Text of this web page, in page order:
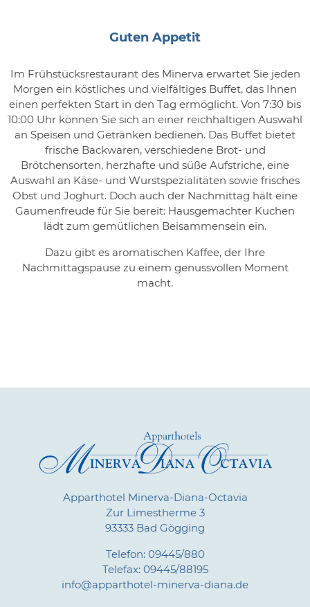
Guten Appetit
Im Frühstücksrestaurant des Minerva erwartet Sie jeden
Morgen ein köstliches und vielfältiges Buffet, das Ihnen
einen perfekten Start in den Tag ermöglicht. Von 7:30 bis
10:00 Uhr können Sie sich an einer reichhaltigen Auswahl
an Speisen und Getränken bedienen. Das Buffet bietet
frische Backwaren, verschiedene Brot- und
Brötchensorten, herzhafte und süße Aufstriche, eine
Auswahl an Käse- und Wurstspezialitäten sowie frisches
Obst und Joghurt. Doch auch der Nachmittag hält eine
Gaumenfreude für Sie bereit: Hausgemachter Kuchen
lädt zum gemütlichen Beisammensein ein.
Dazu gibt es aromatischen Kaffee, der Ihre
Nachmittagspause zu einem genussvollen Moment
macht.
Apparthotel Minerva-Diana-Octavia
Zur Limestherme 3
93333 Bad Gögging
Telefon: 09445/880
Telefax: 09445/88195
info@apparthotel-minerva-diana.de